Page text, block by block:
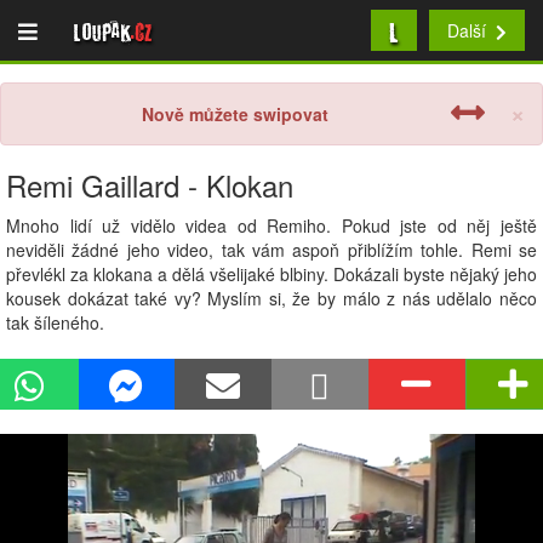
Loupak.cz L Další
×
Nově můžete swipovat
Remi Gaillard - Klokan
Mnoho lidí už vidělo videa od Remiho. Pokud jste od něj ještě
neviděli žádné jeho video, tak vám aspoň přiblížím tohle. Remi se
převlékl za klokana a dělá všelijaké blbiny. Dokázali byste nějaký jeho
kousek dokázat také vy? Myslím si, že by málo z nás udělalo něco
tak šíleného.